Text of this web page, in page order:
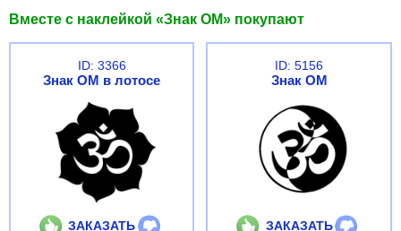
Вместе с наклейкой «Знак ОМ» покупают
ID: 3366
Знак ОМ в лотосе
ЗАКАЗАТЬ
ID: 5156
Знак ОМ
ЗАКАЗАТЬ